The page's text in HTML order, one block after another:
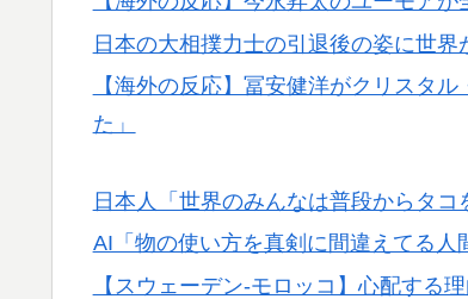
日本の大相撲力士の引退後の姿に世
【海外の反応】冨安健洋がクリスタ
た」
日本人「世界のみんなは普段からタコ
AI「物の使い方を真剣に間違えてる人
【スウェーデン-モロッコ】心配する